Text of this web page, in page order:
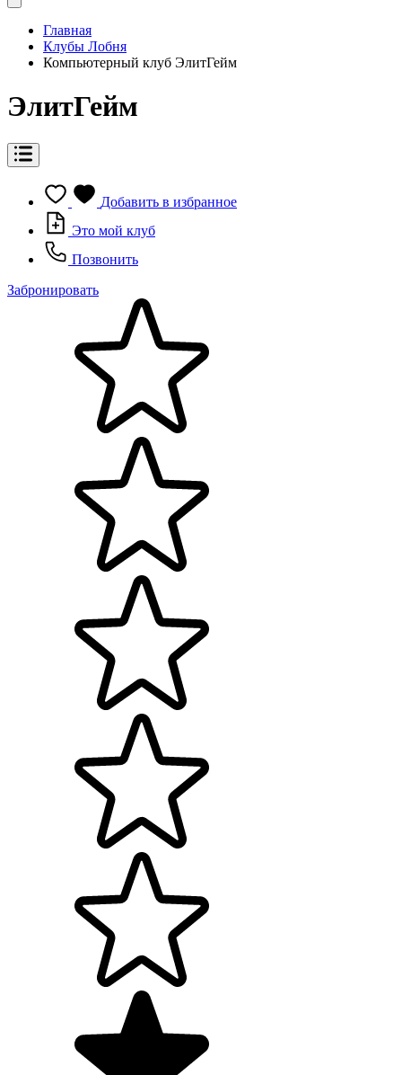
Главная
Клубы Лобня
Компьютерный клуб ЭлитГейм
ЭлитГейм
Добавить в избранное
Это мой клуб
Позвонить
Забронировать